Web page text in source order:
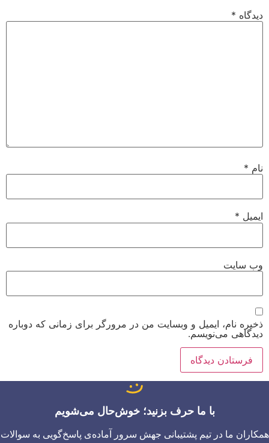
دیدگاه *
نام *
ایمیل *
وب‌ سایت
ذخیره نام، ایمیل و وبسایت من در مرورگر برای زمانی که دوباره
دیدگاهی می‌نویسم.
با ما حرف بزنید؛ خوش‌حال می‌شویم
همکاران ما در تیم پشتیبانی جهش سرور آماده‌ی پاسخ‌گویی به سوالات